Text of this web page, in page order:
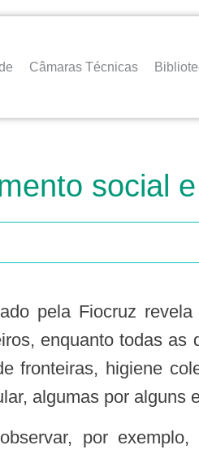
Câmaras Técnicas
social
enquanto todas
fronteiras, higiene
algumas por alguns